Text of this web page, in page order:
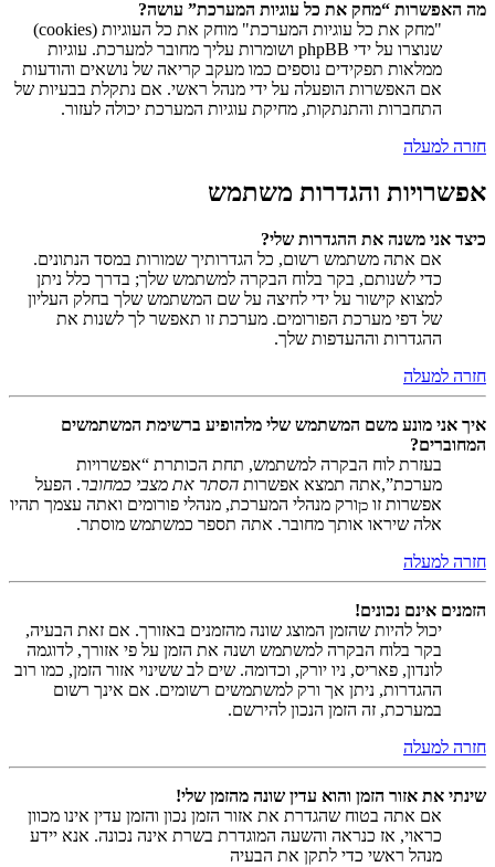
מה האפשרות “מחק את כל עוגיות המערכת” עושה?
"מחק את כל עוגיות המערכת" מוחק את כל העוגיות (cookies)
שנוצרו על ידי phpBB ושומרות עליך מחובר למערכת. עוגיות
ממלאות תפקידים נוספים כמו מעקב קריאה של נושאים והודעות
אם האפשרות הופעלה על ידי מנהל ראשי. אם נתקלת בבעיות של
התחברות והתנתקות, מחיקת עוגיות המערכת יכולה לעזור.
חזרה למעלה
אפשרויות והגדרות משתמש
כיצד אני משנה את ההגדרות שלי?
אם אתה משתמש רשום, כל הגדרותיך שמורות במסד הנתונים.
כדי לשנותם, בקר בלוח הבקרה למשתמש שלך; בדרך כלל ניתן
למצוא קישור על ידי לחיצה על שם המשתמש שלך בחלק העליון
של דפי מערכת הפורומים. מערכת זו תאפשר לך לשנות את
ההגדרות וההעדפות שלך.
חזרה למעלה
איך אני מונע משם המשתמש שלי מלהופיע ברשימת המשתמשים
המחוברים?
בעזרת לוח הבקרה למשתמש, תחת הכותרת “אפשרויות
מערכת”,אתה תמצא אפשרות הסתר את מצבי כמחובר. הפעל
אפשרות זו כןורק מנהלי המערכת, מנהלי פורומים ואתה עצמך תהיו
אלה שיראו אותך מחובר. אתה תספר כמשתמש מוסתר.
חזרה למעלה
הזמנים אינם נכונים!
יכול להיות שהזמן המוצג שונה מהזמנים באזורך. אם זאת הבעיה,
בקר בלוח הבקרה למשתמש ושנה את הזמן על פי אזורך, לדוגמה
לונדון, פאריס, ניו יורק, וכדומה. שים לב ששינוי אזור הזמן, כמו רוב
ההגדרות, ניתן אך ורק למשתמשים רשומים. אם אינך רשום
במערכת, זה הזמן הנכון להירשם.
חזרה למעלה
שינתי את אזור הזמן והוא עדין שונה מהזמן שלי!
אם אתה בטוח שהגדרת את אזור הזמן נכון והזמן עדין אינו מכוון
כראוי, אז כנראה והשעה המוגדרת בשרת אינה נכונה. אנא יידע
מנהל ראשי כדי לתקן את הבעיה